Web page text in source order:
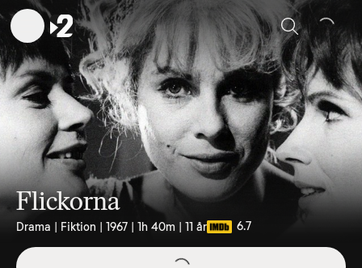
Sök
Flickorna
Drama | Fiktion | 1967 | 1h 40m | 11 år 6.7